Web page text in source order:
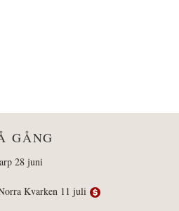
GÅNG
28 juni
Kvarken 11 juli